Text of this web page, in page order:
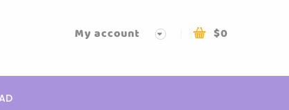
$0
My account